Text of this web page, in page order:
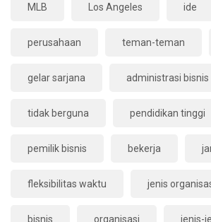
MLB Los Angeles ide
perusahaan teman-teman
gelar sarjana administrasi bisnis
tidak berguna pendidikan tinggi
pemilik bisnis bekerja
fleksibilitas waktu jenis
bisnis organisasi jenis-